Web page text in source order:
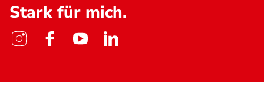
Stark für mich.